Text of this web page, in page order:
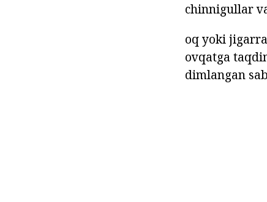
chinnigullar
oq yoki
ovqatga
dimlangan